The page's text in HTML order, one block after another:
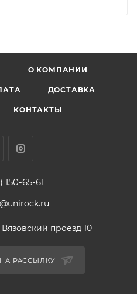
О КОМПАНИИ
ДОСТАВКА
КОНТАКТЫ
150-65-61
проезд 10
РАССЫЛКУ